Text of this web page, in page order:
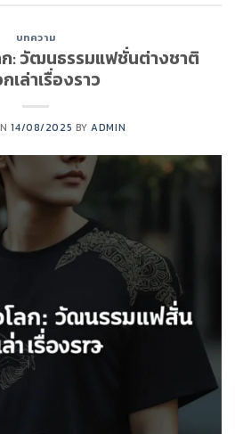
บทความ
: วัฒนธรรมแฟชั่นต่างชาติ
เล่าเรื่องราว
14/08/2025 BYADMIN